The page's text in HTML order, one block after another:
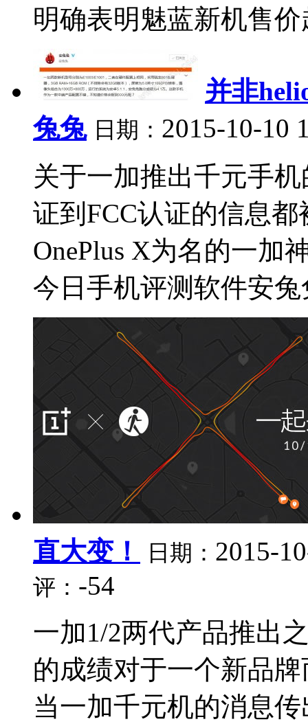
明确表明魅蓝新机售价
并非
兔兔 日期： 2015-10-10
关于一加推出千元手
证到FCC认证的信息
OnePlus X为名的一加
今日手机评测软件安
直大变！ 日期： 2015-
评： -54
一加1/2两代产品推出
的成绩对于一个新品
当一加千元机的消息